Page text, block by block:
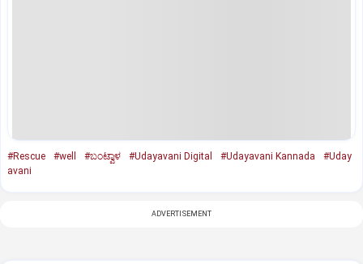
#Rescue #well #ಬಂಟ್ವಾಳ #Udayavani Digital #Udayavani Kannada
#Uday
avani
ADVERTISEMENT